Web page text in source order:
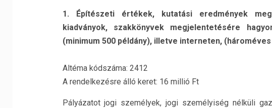
1. Építészeti értékek, kutatási eredmények
kiadványok, szakkönyvek megjelentetésére
(minimum 500 példány), illetve interneten,
Altéma kódszáma: 2412
A rendelkezésre álló keret: 16 millió Ft
Pályázatot jogi személyek, jogi személyiség nélküli